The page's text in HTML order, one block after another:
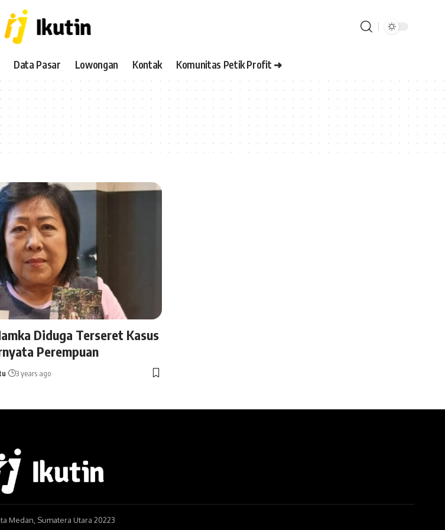
Data Pasar Lowongan Kontak Komunitas Petik Profit ➜
Diduga Terseret Kasus
Perempuan
3 years ago
Medan, Sumatera Utara 20223